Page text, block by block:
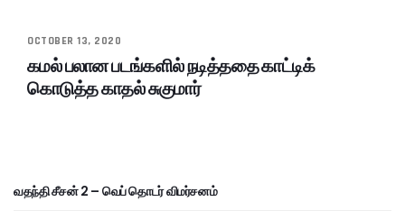
OCTOBER 13, 2020
கமல் பலான படங்களில் நடித்ததை காட்டிக்
கொடுத்த காதல் சுகுமார்
வதந்தி சீசன் 2 – வெப் தொடர் விமர்சனம்